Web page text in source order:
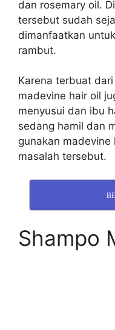
dan rosemary oil.
tersebut sudah
dimanfaatkan
rambut.
Karena terbuat
madevine hair oil
menyusui dan ibu
sedang hamil dan
gunakan
masalah tersebut.
Shampo